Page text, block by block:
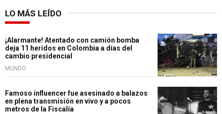
LO MÁS LEÍDO
¡Alarmante! Atentado con camión bomba
deja 11 heridos en Colombia a días del
cambio presidencial
MUNDO
Famoso influencer fue asesinado a balazos
en plena transmisión en vivo y a pocos
metros de la Fiscalía